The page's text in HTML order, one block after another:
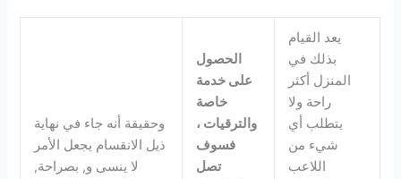
وحقيقة أنه جاء في نهاية
ذيل الانقسام يجعل الأمر
لا ينسى و, بصراحة,
الحصول
على خدمة
خاصة
والترقيات ،
فسوف
تصل
يعد القيام
بذلك في
المنزل أكثر
راحة ولا
يتطلب أي
شيء من
اللاعب